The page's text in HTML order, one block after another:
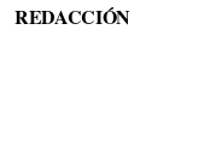
REDACCIÓN